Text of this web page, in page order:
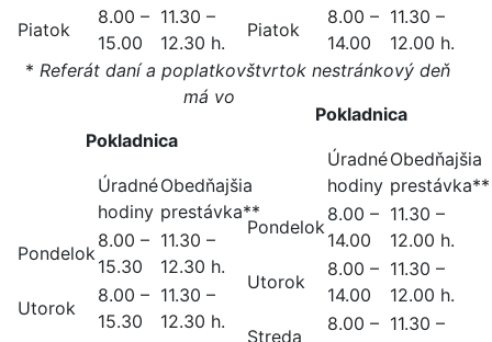
Piatok
8.00 –
15.00
11.30 –
12.30 h.
* Referát daní a poplatkov
má vo
Pokladnica
Úradné
hodiny
Obedňajšia
prestávka**
Pondelok
8.00 –
15.30
11.30 –
12.30 h.
Utorok
8.00 –
15.30
11.30 –
12.30 h.
Piatok
8.00 –
14.00
11.30 –
12.00 h.
štvrtok nestránkový deň
Pokladnica
Úradné
hodiny
Obedňajšia
prestávka**
Pondelok
8.00 –
14.00
11.30 –
12.00 h.
Utorok
8.00 –
14.00
11.30 –
12.00 h.
Streda
8.00 – 11.30 –